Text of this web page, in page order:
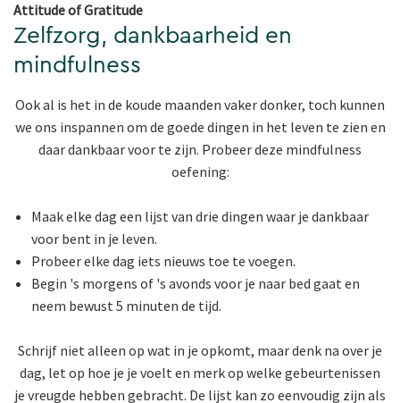
Attitude of Gratitude
Zelfzorg, dankbaarheid en
mindfulness
Ook al is het in de koude maanden vaker donker, toch kunnen
we ons inspannen om de goede dingen in het leven te zien en
daar dankbaar voor te zijn. Probeer deze mindfulness
oefening:
Maak elke dag een lijst van drie dingen waar je dankbaar
voor bent in je leven.
Probeer elke dag iets nieuws toe te voegen.
Begin 's morgens of 's avonds voor je naar bed gaat en
neem bewust 5 minuten de tijd.
Schrijf niet alleen op wat in je opkomt, maar denk na over je
dag, let op hoe je je voelt en merk op welke gebeurtenissen
je vreugde hebben gebracht. De lijst kan zo eenvoudig zijn als